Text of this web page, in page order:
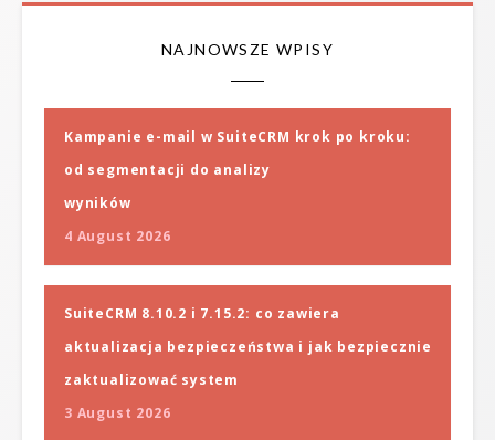
NAJNOWSZE WPISY
Kampanie e-mail w SuiteCRM krok po kroku:
od segmentacji do analizy
wyników
4 August 2026
SuiteCRM 8.10.2 i 7.15.2: co zawiera
aktualizacja bezpieczeństwa i jak bezpiecznie
zaktualizować system
3 August 2026